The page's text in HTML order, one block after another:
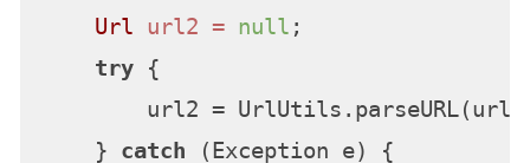
Url url2 = null ;
try {
url2 =
    }
catch (Exception e) {